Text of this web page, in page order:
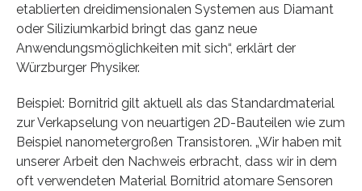
etablierten dreidimensionalen Systemen aus Diamant
oder Siliziumkarbid bringt das ganz neue
Anwendungsmöglichkeiten mit sich“, erklärt der
Würzburger Physiker.
Beispiel: Bornitrid gilt aktuell als das Standardmaterial
zur Verkapselung von neuartigen 2D-Bauteilen wie zum
Beispiel nanometergroßen Transistoren. „Wir haben mit
unserer Arbeit den Nachweis erbracht, dass wir in dem
oft verwendeten Material Bornitrid atomare Sensoren